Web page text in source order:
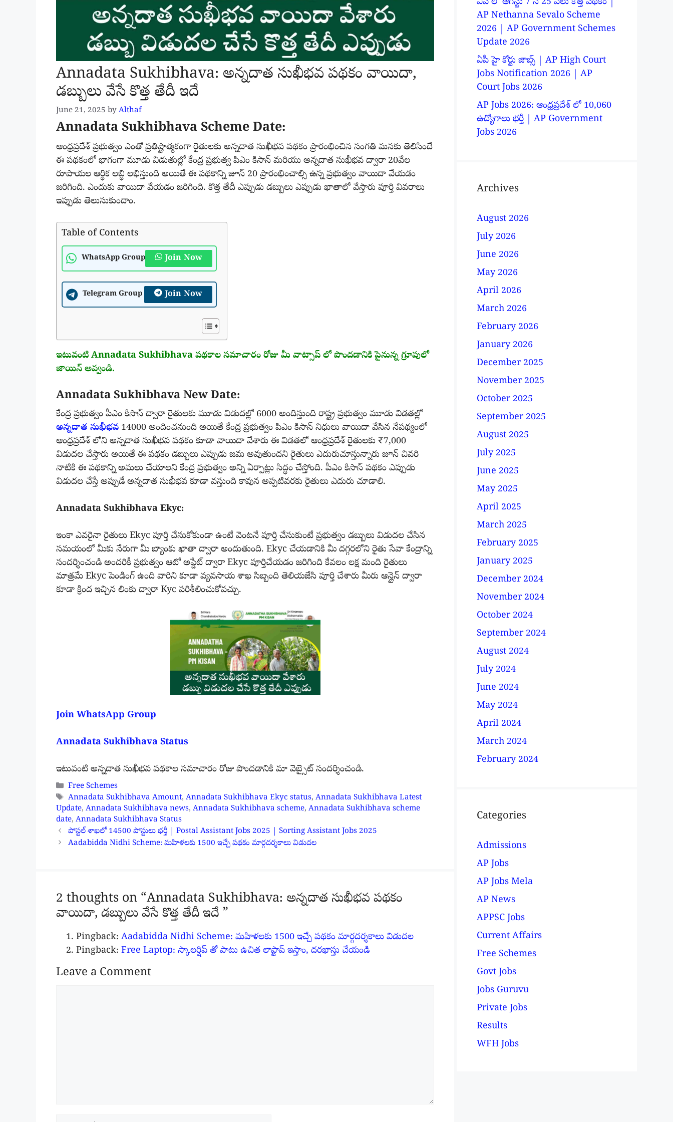
Annadata Sukhibhava: అన్నదాత సుఖీభవ పథకం వాయిదా,
డబ్బులు వేసే కొత్త తేదీ ఇదే
June 21, 2025 by Althaf
Annadata Sukhibhava Scheme Date:
ఆంధ్రప్రదేశ్ ప్రభుత్వం ఎంతో ప్రతిష్టాత్మకంగా రైతులకు అన్నదాత సుఖీభవ పథకం ప్రారంభించిన సంగతి మనకు తెలిసిందే
ఈ పథకంలో భాగంగా మూడు విడుతుల్లో కేంద్ర ప్రభుత్వ పిఎం కిసాన్ మరియు అన్నదాత సుఖీభవ ద్వారా 20వేల
రూపాయల ఆర్థిక లబ్ధి లభిస్తుంది అయితే ఈ పథకాన్ని జూన్ 20 ప్రారంభించాల్సి ఉన్న ప్రభుత్వం వాయిదా వేయడం
జరిగింది. ఎందుకు వాయిదా వేయడం జరిగింది. కొత్త తేదీ ఎప్పుడు డబ్బులు ఎప్పుడు ఖాతాలో వేస్తారు పూర్తి వివరాలు
ఇప్పుడు తెలుసుకుందాం.
Table of Contents
WhatsApp Group Join Now
Telegram Group Join Now
ఇటువంటి Annadata Sukhibhava పథకాల సమాచారం రోజు మీ వాట్సాప్ లో పొందడానికి పైనున్న గ్రూపులో
జాయిన్ అవ్వండి.
Annadata Sukhibhava New Date:
కేంద్ర ప్రభుత్వం పీఎం కిసాన్ ద్వారా రైతులకు మూడు విడుదల్లో 6000 అందిస్తుంది రాష్ట్ర ప్రభుత్వం మూడు విడతల్లో
అన్నదాత సుఖీభవ 14000 అందించనుంది అయితే కేంద్ర ప్రభుత్వం పిఎం కిసాన్ నిధులు వాయిదా వేసిన నేపథ్యంలో
ఆంధ్రప్రదేశ్ లోని అన్నదాత సుఖీభవ పథకం కూడా వాయిదా వేశారు ఈ విడతలో ఆంధ్రప్రదేశ్ రైతులకు ₹7,000
విడుదల చేస్తారు అయితే ఈ పథకం డబ్బులు ఎప్పుడు జమ అవుతుందని రైతులు ఎదురుచూస్తున్నారు జూన్ చివరి
నాటికి ఈ పథకాన్ని అమలు చేయాలని కేంద్ర ప్రభుత్వం అన్ని ఏర్పాట్లు సిద్ధం చేస్తోంది. పీఎం కిసాన్ పథకం ఎప్పుడు
విడుదల చేస్తే అప్పుడే అన్నదాత సుఖీభవ కూడా వస్తుంది కావున అప్పటివరకు రైతులు ఎదురు చూడాలి.
Annadata Sukhibhava Ekyc:
ఇంకా ఎవరైనా రైతులు Ekyc పూర్తి చేసుకోకుండా ఉంటే వెంటనే పూర్తి చేసుకుంటే ప్రభుత్వం డబ్బులు విడుదల చేసిన
సమయంలో మీకు నేరుగా మీ బ్యాంకు ఖాతా ద్వారా అందుతుంది. Ekyc చేయడానికి మీ దగ్గరలోని రైతు సేవా కేంద్రాన్ని
సందర్శించండి అందరికీ ప్రభుత్వం ఆటో అప్డేట్ ద్వారా Ekyc పూర్తిచేయడం జరిగింది కేవలం లక్ష మంది రైతులు
మాత్రమే Ekyc పెండింగ్ ఉంది వారిని కూడా వ్యవసాయ శాఖ సిబ్బంది తెలియజేసి పూర్తి చేశారు మీరు ఆన్లైన్ ద్వారా
కూడా క్రింద ఇచ్చిన లింకు ద్వారా Kyc పరిశీలించుకోవచ్చు.
Join WhatsApp Group
Annadata Sukhibhava Status
ఇటువంటి అన్నదాత సుఖీభవ పథకాల సమాచారం రోజు పొందడానికి మా వెబ్సైట్ సందర్శించండి.
Categories
Free Schemes
Tags
Annadata Sukhibhava Amount,Annadata Sukhibhava Ekyc status,Annadata Sukhibhava Latest
Update, Annadata Sukhibhava news, Annadata Sukhibhava scheme, Annadata Sukhibhava scheme
date, Annadata Sukhibhava Status
పోస్టల్ శాఖలో 14500 పోస్టులు భర్తీ | Postal Assistant Jobs 2025 | Sorting Assistant Jobs 2025
Aadabidda Nidhi Scheme: మహిళలకు 1500 ఇచ్చే పథకం మార్గదర్శకాలు విడుదల
2 thoughts on “Annadata Sukhibhava: అన్నదాత సుఖీభవ పథకం
వాయిదా, డబ్బులు వేసే కొత్త తేదీ ఇదే ”
Pingback: Aadabidda Nidhi Scheme: మహిళలకు 1500 ఇచ్చే పథకం మార్గదర్శకాలు విడుదల
Pingback: Free Laptop: స్కాలర్షిప్ తో పాటు ఉచిత లాప్టాప్ ఇస్తాం, దరఖాస్తు చేయండి
Leave a Comment
AP Nethanna Sevalo Scheme
2026 | AP Government Schemes
Update 2026
ఏపీ హై కోర్టు జాబ్స్ | AP High Court
Jobs Notification 2026 | AP
Court Jobs 2026
AP Jobs 2026: ఆంధ్రప్రదేశ్ లో 10,060
ఉద్యోగాలు భర్తీ | AP Government
Jobs 2026
Archives
August 2026
July 2026
June 2026
May 2026
April 2026
March 2026
February 2026
January 2026
December 2025
November 2025
October 2025
September 2025
August 2025
July 2025
June 2025
May 2025
April 2025
March 2025
February 2025
January 2025
December 2024
November 2024
October 2024
September 2024
August 2024
July 2024
June 2024
May 2024
April 2024
March 2024
February 2024
Categories
Admissions
AP Jobs
AP Jobs Mela
AP News
APPSC Jobs
Current Affairs
Free Schemes
Govt Jobs
Jobs Guruvu
Private Jobs
Results
WFH Jobs